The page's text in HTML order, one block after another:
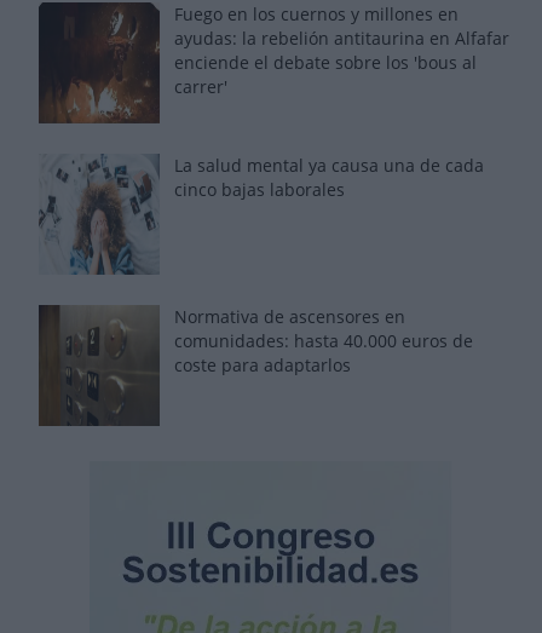
Fuego en los cuernos y millones en
ayudas: la rebelión antitaurina en Alfafar
enciende el debate sobre los 'bous al
carrer'
La salud mental ya causa una de cada
cinco bajas laborales
Normativa de ascensores en
comunidades: hasta 40.000 euros de
coste para adaptarlos